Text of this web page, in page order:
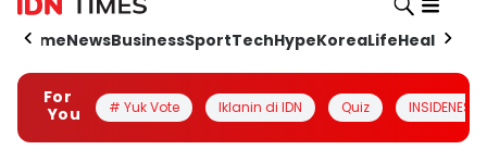
HomeNewsBusinessSportTechHypeKoreaLifeHealth
For
You
# Yuk Vote Iklanin di IDN Quiz INSIDENESIA